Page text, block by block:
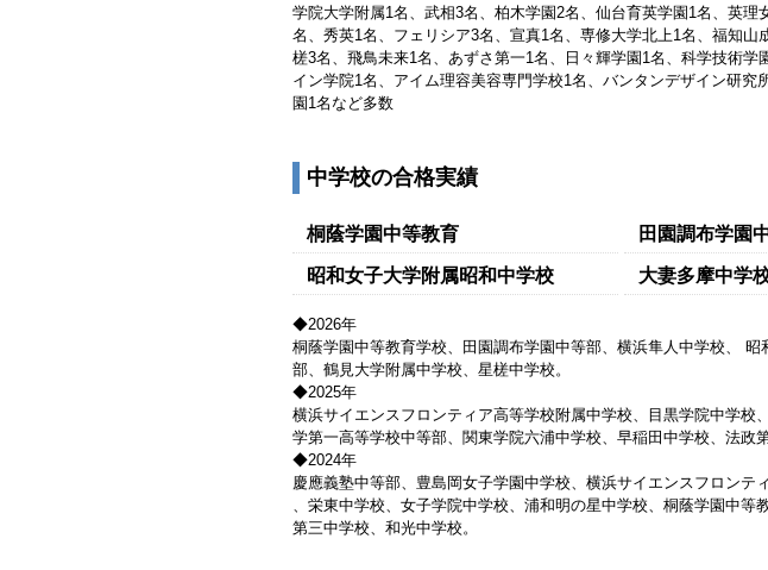
学院大学附属1名、武相3名、柏木学園2名、仙台育英学園1名、英
名、秀英1名、フェリシア3名、宣真1名、専修大学北上1名、福知
槎3名、飛鳥未来1名、あずさ第一1名、日々輝学園1名、科学技術
イン学院1名、アイム理容美容専門学校1名、バンタンデザイン研
園1名など多数
中学校の合格実績
桐蔭学園中等教育 田園調布学園
昭和女子大学附属昭和中学校 大妻多摩中学
◆2026年
桐蔭学園中等教育学校、田園調布学園中等部、横浜隼人中学校、
部、鶴見大学附属中学校、星槎中学校。
◆2025年
横浜サイエンスフロンティア高等学校附属中学校、目黒学院中学
学第一高等学校中等部、関東学院六浦中学校、早稲田中学校、法政
◆2024年
慶應義塾中等部、豊島岡女子学園中学校、横浜サイエンスフロンテ
、栄東中学校、女子学院中学校、浦和明の星中学校、桐蔭学園中
第三中学校、和光中学校。